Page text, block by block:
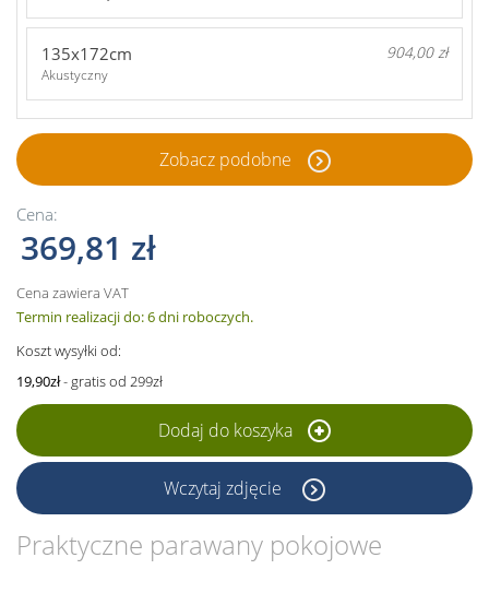
135x172cm 904,00 zł
Akustyczny
Zobacz podobne
Cena:
369,81 zł
Cena zawiera VAT
Termin realizacji do: 6 dni roboczych.
Koszt wysyłki od:
19,90zł- gratis od 299zł
Dodaj do koszyka
Wczytaj zdjęcie
Praktyczne parawany pokojowe